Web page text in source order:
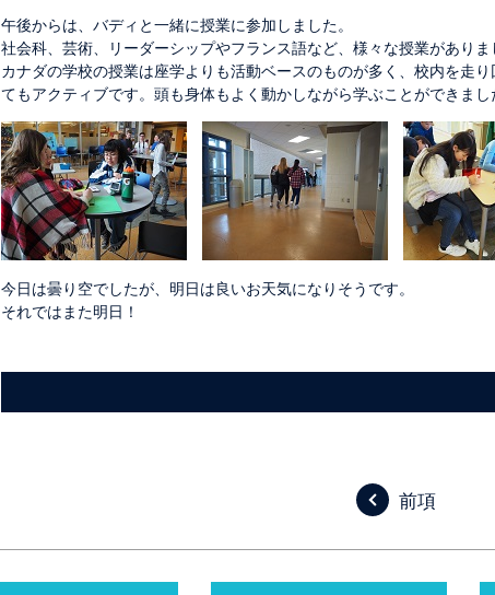
午後からは、バディと一緒に授業に参加しました。
社会科、芸術、リーダーシップやフランス語など、様々な授業がありま
カナダの学校の授業は座学よりも活動ベースのものが多く、校内を走
てもアクティブです。頭も身体もよく動かしながら学ぶことができまし
今日は曇り空でしたが、明日は良いお天気になりそうです。
それではまた明日！
前項